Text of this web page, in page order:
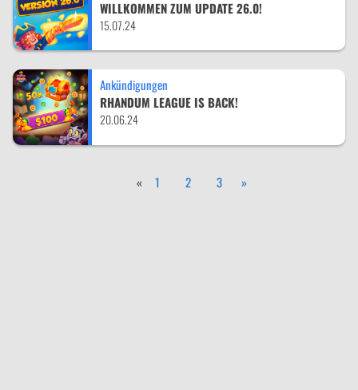
WILLKOMMEN ZUM UPDATE 26.0!
15.07.24
Ankündigungen
RHANDUM LEAGUE IS BACK!
20.06.24
« 1 2 3 »